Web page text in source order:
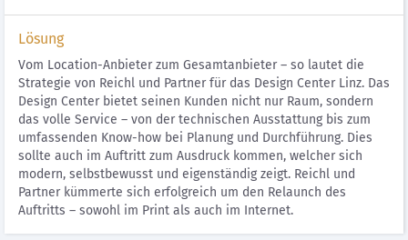
Lösung
Vom Location-Anbieter zum Gesamtanbieter – so lautet die
Strategie von Reichl und Partner für das Design Center Linz. Das
Design Center bietet seinen Kunden nicht nur Raum, sondern
das volle Service – von der technischen Ausstattung bis zum
umfassenden Know-how bei Planung und Durchführung. Dies
sollte auch im Auftritt zum Ausdruck kommen, welcher sich
modern, selbstbewusst und eigenständig zeigt. Reichl und
Partner kümmerte sich erfolgreich um den Relaunch des
Auftritts – sowohl im Print als auch im Internet.